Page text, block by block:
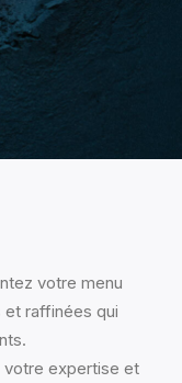
votre menu
raffinées qui
votre expertise et